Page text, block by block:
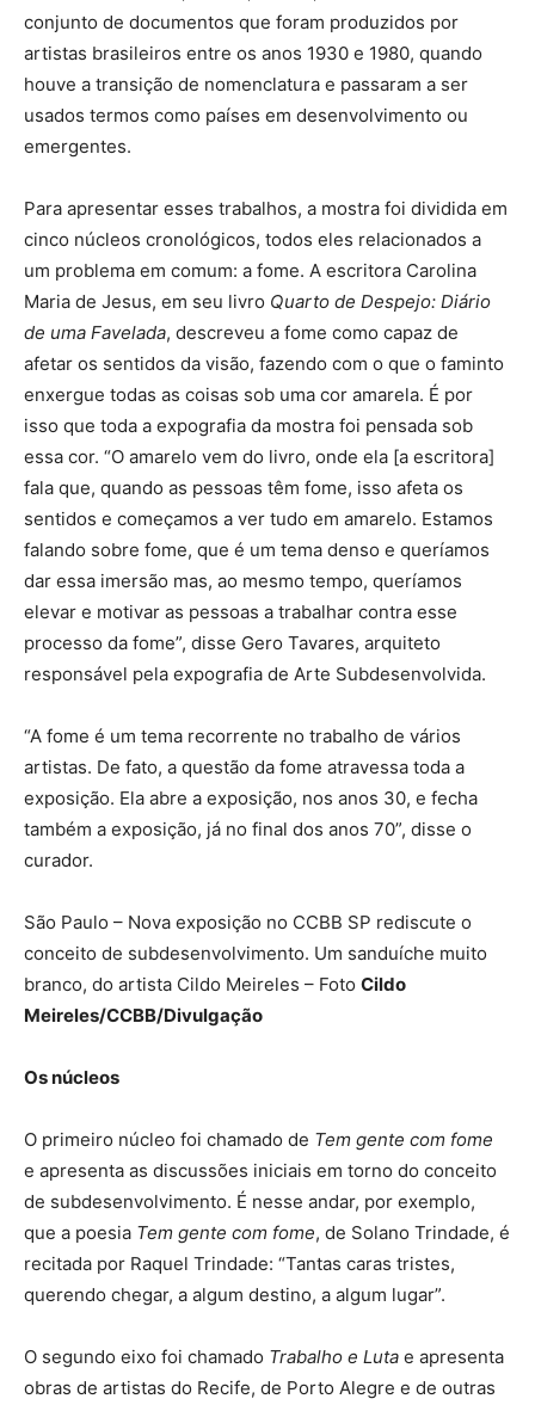
conjunto de documentos que foram produzidos por
artistas brasileiros entre os anos 1930 e 1980, quando
houve a transição de nomenclatura e passaram a ser
usados termos como países em desenvolvimento ou
emergentes.
Para apresentar esses trabalhos, a mostra foi dividida em
cinco núcleos cronológicos, todos eles relacionados a
um problema em comum: a fome. A escritora Carolina
Maria de Jesus, em seu livro Quarto de Despejo: Diário
de uma Favelada, descreveu a fome como capaz de
afetar os sentidos da visão, fazendo com o que o faminto
enxergue todas as coisas sob uma cor amarela. É por
isso que toda a expografia da mostra foi pensada sob
essa cor. “O amarelo vem do livro, onde ela [a escritora]
fala que, quando as pessoas têm fome, isso afeta os
sentidos e começamos a ver tudo em amarelo. Estamos
falando sobre fome, que é um tema denso e queríamos
dar essa imersão mas, ao mesmo tempo, queríamos
elevar e motivar as pessoas a trabalhar contra esse
processo da fome”, disse Gero Tavares, arquiteto
responsável pela expografia de Arte Subdesenvolvida.
“A fome é um tema recorrente no trabalho de vários
artistas. De fato, a questão da fome atravessa toda a
exposição. Ela abre a exposição, nos anos 30, e fecha
também a exposição, já no final dos anos 70”, disse o
curador.
São Paulo – Nova exposição no CCBB SP rediscute o
conceito de subdesenvolvimento. Um sanduíche muito
branco, do artista Cildo Meireles – Foto Cildo
Meireles/CCBB/Divulgação
Os núcleos
O primeiro núcleo foi chamado de Tem gente com fome
e apresenta as discussões iniciais em torno do conceito
de subdesenvolvimento. É nesse andar, por exemplo,
que a poesia Tem gente com fome, de Solano Trindade, é
recitada por Raquel Trindade: “Tantas caras tristes,
querendo chegar, a algum destino, a algum lugar”.
O segundo eixo foi chamado Trabalho e Luta e apresenta
obras de artistas do Recife, de Porto Alegre e de outras